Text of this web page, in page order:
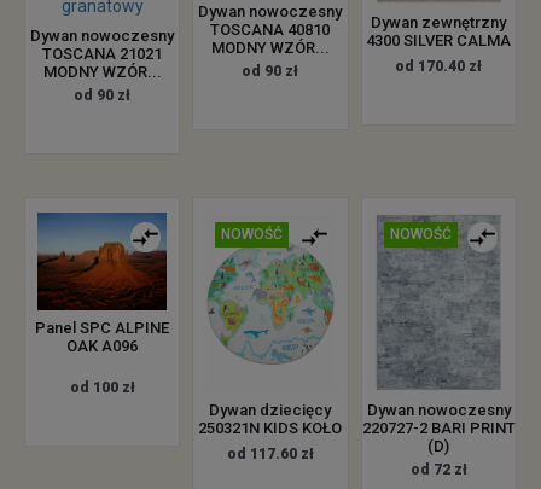
Dywan nowoczesny
TOSCANA 21021
MODNY WZÓR...
od 90 zł
Dywan nowoczesny
TOSCANA 40810
MODNY WZÓR...
od 90 zł
Dywan zewnętrzny
4300 SILVER CALMA
od 170.40 zł
Panel SPC ALPINE
OAK A096
od 100 zł
NOWOŚĆ
Dywan dziecięcy
250321N KIDS KOŁO
od 117.60 zł
NOWOŚĆ
Dywan nowoczesny
220727-2 BARI PRINT
(D)
od 72 zł